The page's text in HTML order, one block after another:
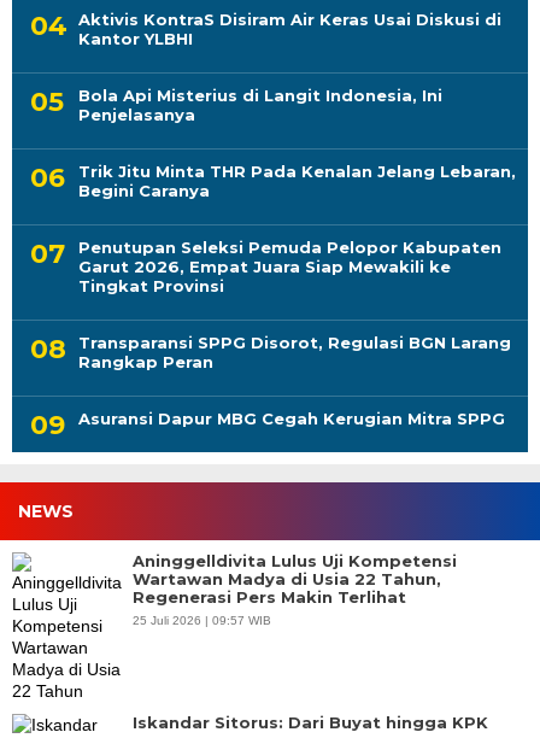
Aktivis KontraS Disiram Air Keras Usai Diskusi di
Kantor YLBHI
Bola Api Misterius di Langit Indonesia, Ini
Penjelasanya
Trik Jitu Minta THR Pada Kenalan Jelang Lebaran,
Begini Caranya
Penutupan Seleksi Pemuda Pelopor Kabupaten
Garut 2026, Empat Juara Siap Mewakili ke
Tingkat Provinsi
Transparansi SPPG Disorot, Regulasi BGN Larang
Rangkap Peran
Asuransi Dapur MBG Cegah Kerugian Mitra SPPG
NEWS
Aninggelldivita Lulus Uji Kompetensi
Wartawan Madya di Usia 22 Tahun,
Regenerasi Pers Makin Terlihat
25 Juli 2026 | 09:57 WIB
Iskandar Sitorus: Dari Buyat hingga KPK